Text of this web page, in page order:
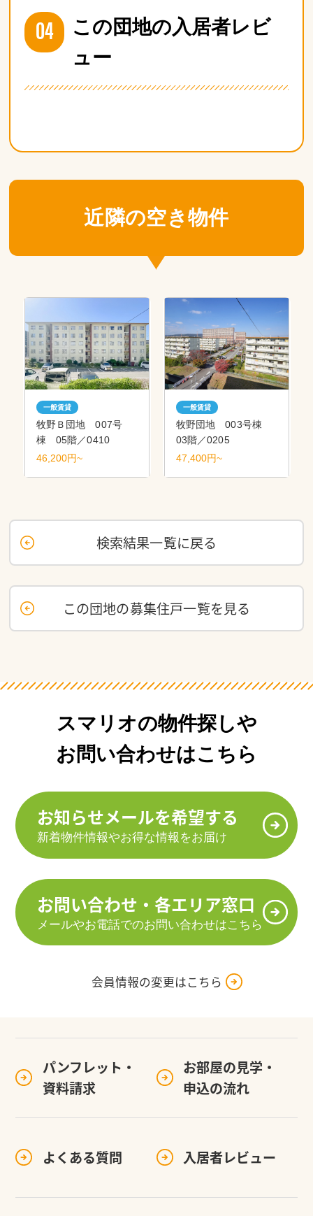
04
この団地の入居者レビ
ュー
近隣の空き物件
一般賃貸
牧野Ｂ団地 007号
棟 05階／0410
46,200円~
一般賃貸
牧野団地 003号棟
03階／0205
47,400円~
検索結果一覧に戻る
この団地の募集住戸一覧を見る
スマリオの物件探しや
お問い合わせはこちら
お知らせメールを希望する
新着物件情報やお得な情報をお届け
お問い合わせ・各エリア窓口
メールやお電話でのお問い合わせはこちら
会員情報の変更はこちら
パンフレット・
資料請求
お部屋の見学・
申込の流れ
よくある質問 入居者レビュー